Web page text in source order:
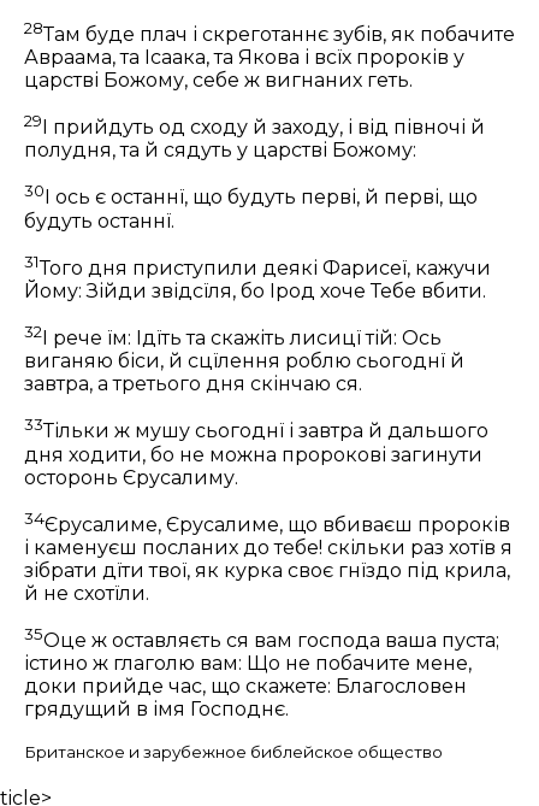
28Там буде плач і скреготаннє зубів, як побачите
Авраама, та Ісаака, та Якова і всїх пророків у
царстві Божому, себе ж вигнаних геть.
29
І прийдуть од сходу й заходу, і від півночі й
полудня, та й сядуть у царстві Божому:
30
І ось є останнї, що будуть перві, й перві, що
будуть останнї.
31Того дня приступили деякі Фарисеї, кажучи
Йому: Зійди звідсїля, бо Ірод хоче Тебе вбити.
32 І рече їм: Ідїть та скажіть лисицї тій: Ось
виганяю біси, й сцїлення роблю сьогоднї й
завтра, а третього дня скінчаю ся.
33Тільки ж мушу сьогоднї і завтра й дальшого
дня ходити, бо не можна пророкові загинути
осторонь Єрусалиму.
34Єрусалиме, Єрусалиме, що вбиваєш пророків
і каменуєш посланих до тебе! скільки раз хотїв я
зібрати дїти твої, як курка своє гнїздо під крила,
й не схотїли.
35Оце ж оставляєть ся вам господа ваша пуста;
істино ж глаголю вам: Що не побачите мене,
доки прийде час, що скажете: Благословен
грядущий в імя Господнє.
Британское и зарубежное библейское общество
ticle>